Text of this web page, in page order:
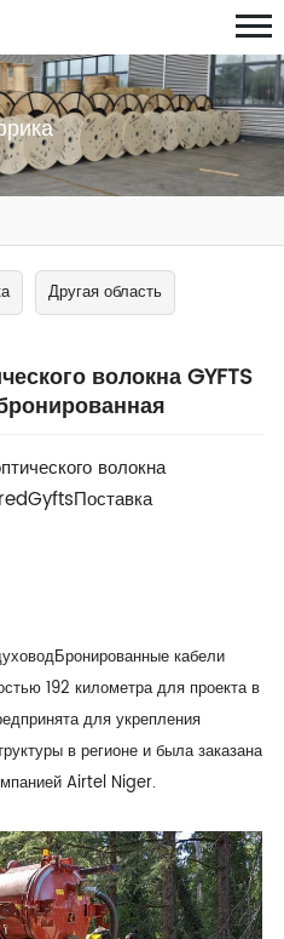
Другая область
волокна GYFTS
волокна
GyftsПоставка
Бронированные кабели
192 километра для проекта в
для укрепления
в регионе и была заказана
Airtel Niger.